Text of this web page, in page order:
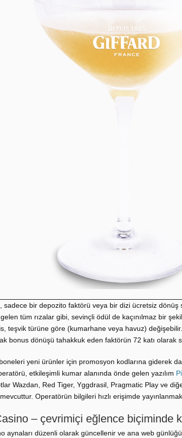
sadece bir depozito faktörü veya bir dizi ücretsiz dönüş
tüm rızalar gibi, sevinçli ödül de kaçınılmaz bir
teşvik türüne göre (kumarhane veya havuz)
bonus dönüşü tahakkuk eden faktörün 72 katı olarak
yeni ürünler için promosyon kodlarına giderek
etkileşimli kumar alanında önde gelen yazılım
Wazdan, Red Tiger, Yggdrasil, Pragmatic Play ve
mevcuttur. Operatörün bilgileri hızlı erişimde
– çevrimiçi eğlence biçiminde
aynaları düzenli olarak güncellenir ve ana web